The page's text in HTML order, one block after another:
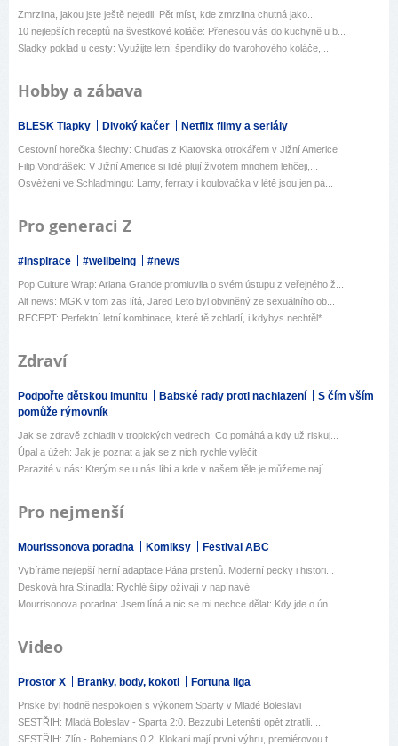
Zmrzlina, jakou jste ještě nejedli! Pět míst, kde zmrzlina chutná jako...
10 nejlepších receptů na švestkové koláče: Přenesou vás do kuchyně u b...
Sladký poklad u cesty: Využijte letní špendlíky do tvarohového koláče,...
Hobby a zábava
BLESK Tlapky Divoký kačer Netflix filmy a seriály
Cestovní horečka šlechty: Chuďas z Klatovska otrokářem v Jižní Americe
Filip Vondrášek: V Jižní Americe si lidé plují životem mnohem lehčeji,...
Osvěžení ve Schladmingu: Lamy, ferraty i koulovačka v létě jsou jen pá...
Pro generaci Z
#inspirace #wellbeing #news
Pop Culture Wrap: Ariana Grande promluvila o svém ústupu z veřejného ž...
Alt news: MGK v tom zas lítá, Jared Leto byl obviněný ze sexuálního ob...
RECEPT: Perfektní letní kombinace, které tě zchladí, i kdybys nechtěl*...
Zdraví
Podpořte dětskou imunitu Babské rady proti nachlazení
S čím vším
pomůže rýmovník
Jak se zdravě zchladit v tropických vedrech: Co pomáhá a kdy už riskuj...
Úpal a úžeh: Jak je poznat a jak se z nich rychle vyléčit
Parazité v nás: Kterým se u nás líbí a kde v našem těle je můžeme nají...
Pro nejmenší
Mourissonova poradna Komiksy Festival ABC
Vybíráme nejlepší herní adaptace Pána prstenů. Moderní pecky i histori...
Desková hra Stínadla: Rychlé šípy ožívají v napínavé
Mourrisonova poradna: Jsem líná a nic se mi nechce dělat: Kdy jde o ún...
Video
Prostor X Branky, body, kokoti Fortuna liga
Priske byl hodně nespokojen s výkonem Sparty v Mladé Boleslavi
SESTŘIH: Mladá Boleslav - Sparta 2:0. Bezzubí Letenští opět ztratili. ...
SESTŘIH: Zlín - Bohemians 0:2. Klokani mají první výhru, premiérovou t...